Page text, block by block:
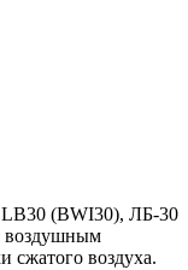
LВ30 (BWI30), ЛБ-30
воздушным
сжатого воздуха.